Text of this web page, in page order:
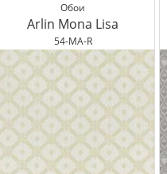
Обои
Arlin Mona Lisa
54-MA-R